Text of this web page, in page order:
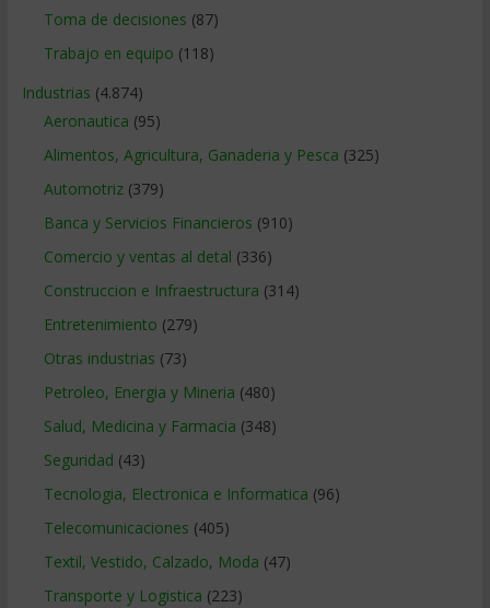
Toma de decisiones (87)
Trabajo en equipo (118)
Industrias (4.874)
Aeronautica (95)
Alimentos, Agricultura, Ganaderia y Pesca (325)
Automotriz(379)
Banca y Servicios Financieros (910)
Comercio y ventas al detal (336)
Construccion e Infraestructura (314)
Entretenimiento (279)
Otras industrias (73)
Petroleo, Energia y Mineria (480)
Salud, Medicina y Farmacia (348)
Seguridad (43)
Tecnologia, Electronica e Informatica (96)
Telecomunicaciones (405)
Textil, Vestido, Calzado, Moda (47)
Transporte y Logistica (223)